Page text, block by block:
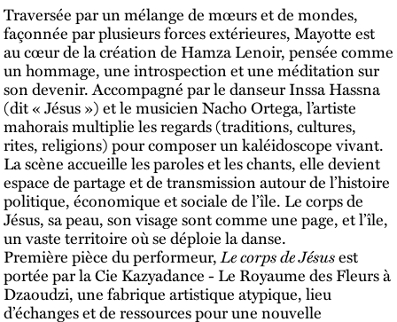
Traversée par un mélange de mœurs et de mondes,
façonnée par plusieurs forces extérieures, Mayotte est
au cœur de la création de Hamza Lenoir, pensée comme
un hommage, une introspection et une méditation sur
son devenir. Accompagné par le danseur Inssa Hassna
(dit « Jésus ») et le musicien Nacho Ortega, l’artiste
mahorais multiplie les regards (traditions, cultures,
rites, religions) pour composer un kaléidoscope vivant.
La scène accueille les paroles et les chants, elle devient
espace de partage et de transmission autour de l’histoire
politique, économique et sociale de l’île. Le corps de
Jésus, sa peau, son visage sont comme une page, et l’île,
un vaste territoire où se déploie la danse.
Première pièce du performeur,Le corps de Jésusest
portée par la Cie Kazyadance - Le Royaume des Fleurs à
Dzaoudzi, une fabrique artistique atypique, lieu
d’échanges et de ressources pour une nouvelle